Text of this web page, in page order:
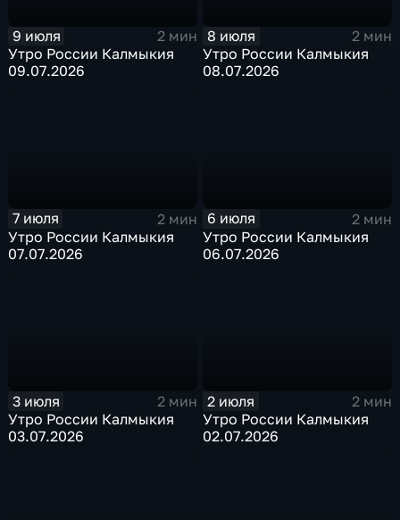
9 июля
2 мин
Утро России Калмыкия
09.07.2026
8 июля
2 мин
Утро России Калмыкия
08.07.2026
7 июля
2 мин
Утро России Калмыкия
07.07.2026
6 июля
2 мин
Утро России Калмыкия
06.07.2026
3 июля
2 мин
Утро России Калмыкия
03.07.2026
2 июля
2 мин
Утро России Калмыкия
02.07.2026